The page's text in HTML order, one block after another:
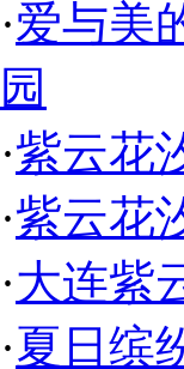
·爱与美
园
·紫云花
·紫云花
·大连紫
·夏日缤